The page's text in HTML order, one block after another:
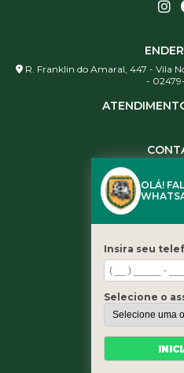
R. Franklin do Amaral, 447 - Vila
-
(11)
Quem
OLÁ!
Insira seu
Selecione o